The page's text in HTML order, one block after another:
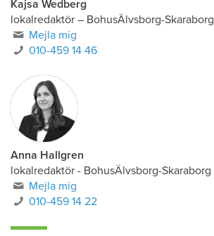
Kajsa Wedberg
lokalredaktör – BohusÄlvsborg-Skaraborg
Mejla mig
010-459 14 46
Anna Hallgren
lokalredaktör - BohusÄlvsborg-Skaraborg
Mejla mig
010-459 14 22